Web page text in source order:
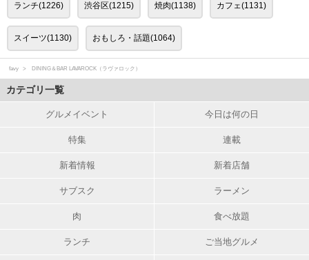
ランチ(1226) 渋谷区(1215) 焼肉(1138) カフェ(1131)
スイーツ(1130) おもしろ・話題(1064)
favy DINING＆BAR LAVAROCK（ラヴァロック）
カテゴリ一覧
グルメイベント 今日は何の日
特集 連載
新着情報 新着店舗
サブスク ラーメン
肉 食べ放題
ランチ ご当地グルメ